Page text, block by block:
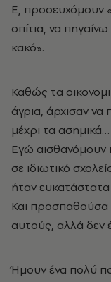
Ε, προσευχόμουν
σπίτια, να
κακό».
Καθώς τα
άγρια, άρχισαν
μέχρι τα
Εγώ αισθανόμουν
σε ιδιωτικό
ήταν ευκατάστατα
Και προσπαθούσα
αυτούς, αλλά δεν
Ήμουν ένα πολύ